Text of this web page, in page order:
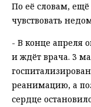
По её словам, ещё
чувствовать
- В конце апреля
и ждёт врача. 3
реанимацию, а
сердце